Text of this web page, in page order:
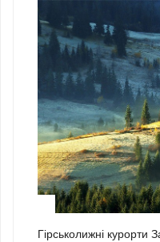
Гірськолижні курорти